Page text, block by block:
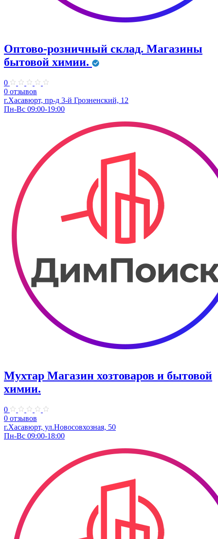
Оптово-розничный склад. Магазины
бытовой химии.
0
0 отзывов
г.Хасавюрт, пр-д 3-й Грозненский, 12
Пн-Вс 09:00-19:00
Мухтар Магазин хозтоваров и бытовой
химии.
0
0 отзывов
г.Хасавюрт, ул.Новосовхозная, 50
Пн-Вс 09:00-18:00